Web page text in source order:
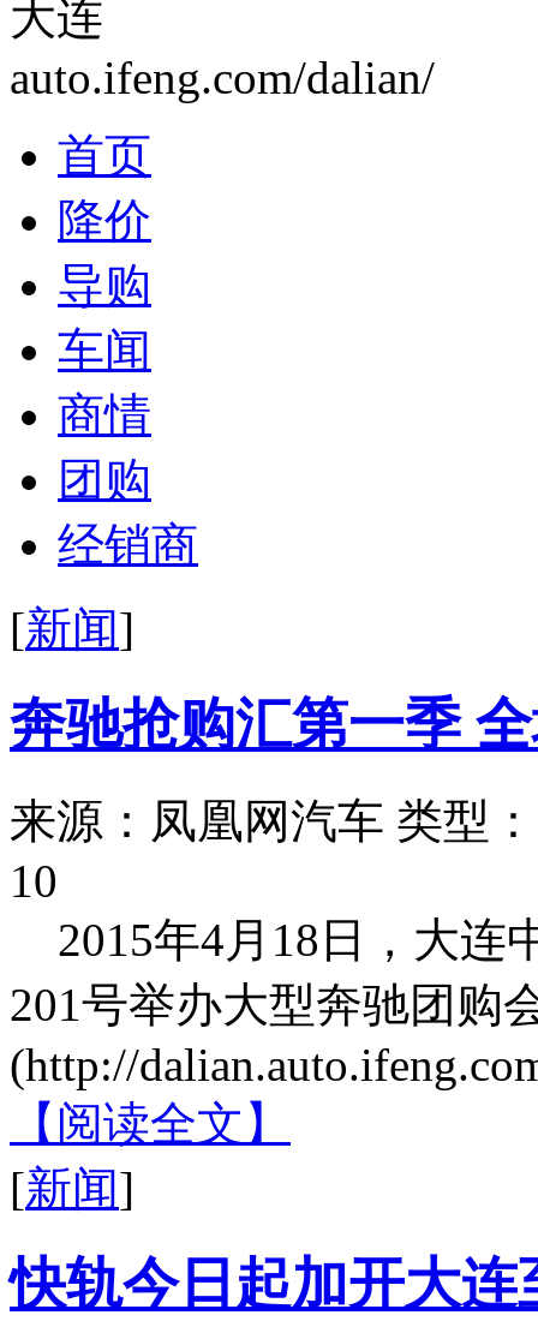
大连
auto.ifeng.com/dalian/
首页
降价
导购
车闻
商情
团购
经销商
[新闻]
奔驰抢购汇第一季
来源：凤凰网汽车 类型
10
2015年4月18日，大连
201号举办大型奔驰团购
(http://
【阅读全文】
[新闻]
快轨今日起加开大连